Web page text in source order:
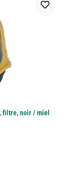
filtre, noir / miel